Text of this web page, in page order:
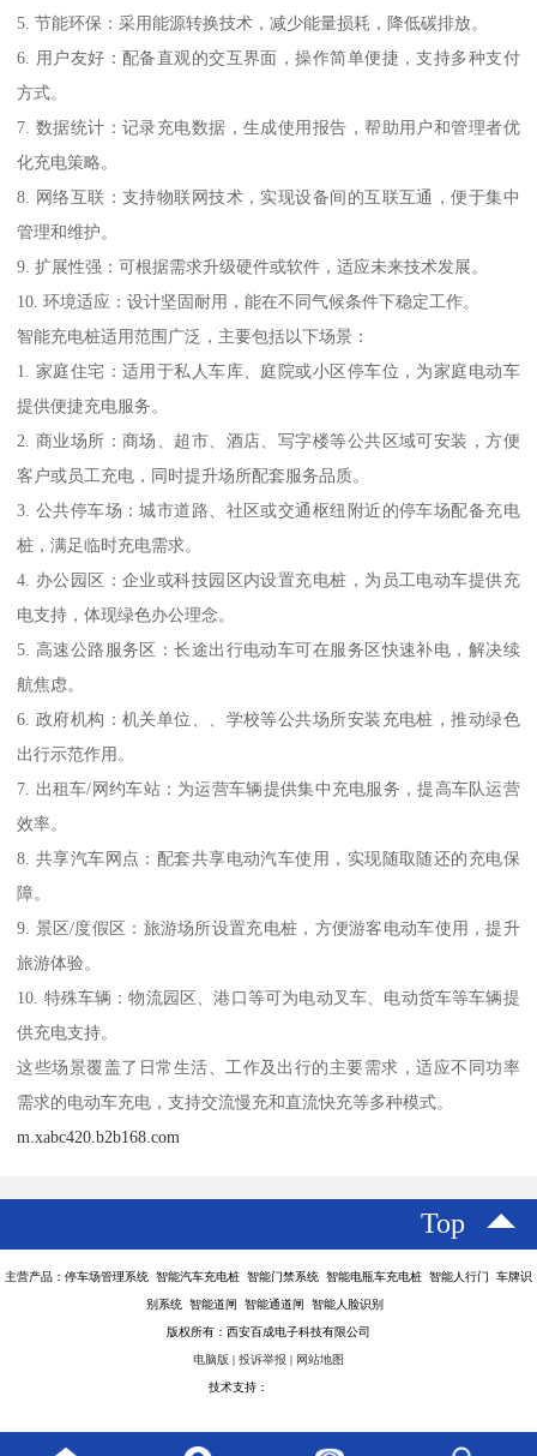
5. 节能环保：采用能源转换技术，减少能量损耗，降低碳排放。
6. 用户友好：配备直观的交互界面，操作简单便捷，支持多种支付
方式。
7. 数据统计：记录充电数据，生成使用报告，帮助用户和管理者优
化充电策略。
8. 网络互联：支持物联网技术，实现设备间的互联互通，便于集中
管理和维护。
9. 扩展性强：可根据需求升级硬件或软件，适应未来技术发展。
10. 环境适应：设计坚固耐用，能在不同气候条件下稳定工作。
智能充电桩适用范围广泛，主要包括以下场景：
1. 家庭住宅：适用于私人车库、庭院或小区停车位，为家庭电动车
提供便捷充电服务。
2. 商业场所：商场、超市、酒店、写字楼等公共区域可安装，方便
客户或员工充电，同时提升场所配套服务品质。
3. 公共停车场：城市道路、社区或交通枢纽附近的停车场配备充电
桩，满足临时充电需求。
4. 办公园区：企业或科技园区内设置充电桩，为员工电动车提供充
电支持，体现绿色办公理念。
5. 高速公路服务区：长途出行电动车可在服务区快速补电，解决续
航焦虑。
6. 政府机构：机关单位、、学校等公共场所安装充电桩，推动绿色
出行示范作用。
7. 出租车/网约车站：为运营车辆提供集中充电服务，提高车队运营
效率。
8. 共享汽车网点：配套共享电动汽车使用，实现随取随还的充电保
障。
9. 景区/度假区：旅游场所设置充电桩，方便游客电动车使用，提升
旅游体验。
10. 特殊车辆：物流园区、港口等可为电动叉车、电动货车等车辆提
供充电支持。
这些场景覆盖了日常生活、工作及出行的主要需求，适应不同功率
需求的电动车充电，支持交流慢充和直流快充等多种模式。
m.xabc420.b2b168.com
Top
主营产品：停车场管理系统 智能汽车充电桩 智能门禁系统 智能电瓶车充电桩 智能人行门 车牌识
别系统 智能道闸 智能通道闸 智能人脸识别
版权所有：西安百成电子科技有限公司
电脑版 投诉举报 网站地图
技术支持：